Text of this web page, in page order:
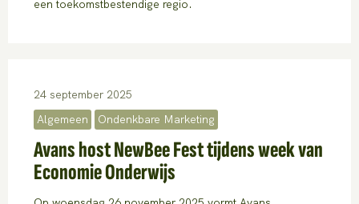
een toekomstbestendige regio.
24 september 2025
Algemeen
Ondenkbare Marketing
Avans host NewBee Fest tijdens week van
Economie Onderwijs